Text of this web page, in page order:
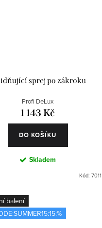
sprej po zákroku
Profi DeLux
1 143 Kč
DO KOŠÍKU
Skladem
Kód: 7011
balení